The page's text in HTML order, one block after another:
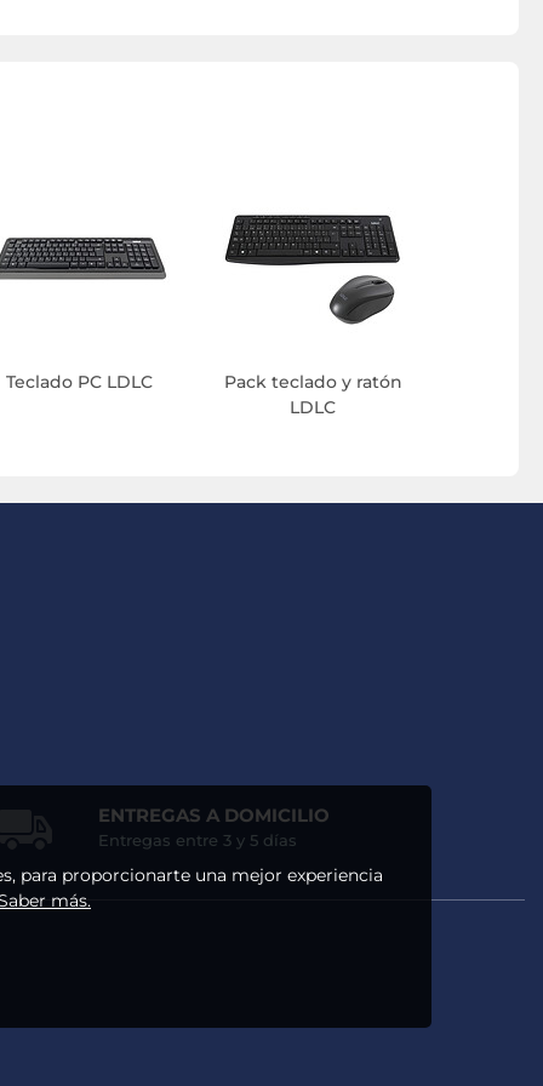
Teclado PC LDLC
Pack teclado y ratón
LDLC
ENTREGAS A DOMICILIO
Entregas entre 3 y 5 días
para proporcionarte una mejor experiencia
más.